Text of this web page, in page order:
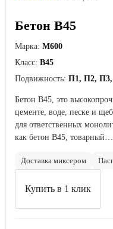
Бетон В45
Марка: М600
Класс: В45
Подвижность: П1, П2,
Бетон В45, это
цементе, воде, песке и
для ответственных
как бетон B45, товарный…
Доставка миксером
Купить в 1 клик